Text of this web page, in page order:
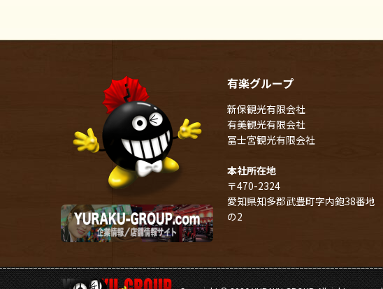
有楽グループ
新保観光有限会社
有美観光有限会社
冨士宮観光有限会社
本社所在地
〒470-2324
愛知県知多郡武豊町字内鉋38番地
の2